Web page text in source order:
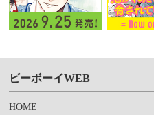
ビーボーイWEB
HOME